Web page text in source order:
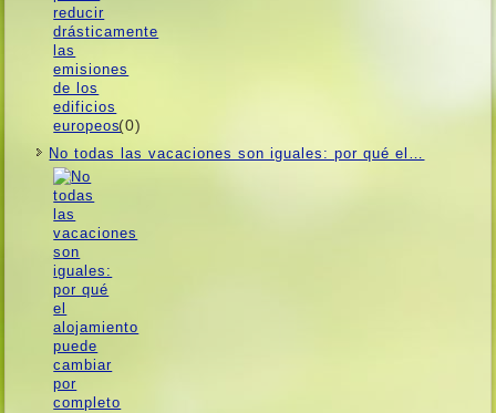
(0)
No todas las vacaciones son iguales: por qué el…